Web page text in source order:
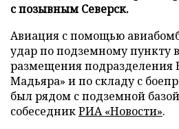
с позывным Северск.
Авиация с помощью
удар по подземному пункту
размещения подразделения
Мадьяра» и по складу с
был рядом с подземной
собеседникРИА «Новости».